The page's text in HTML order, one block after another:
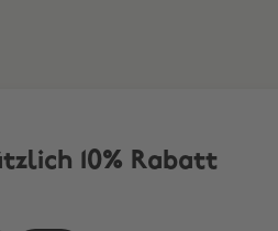
10% Rabatt